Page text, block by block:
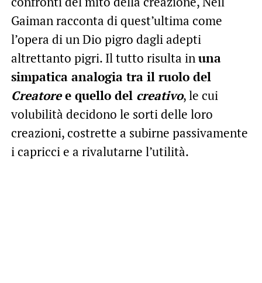
Gaiman racconta di quest’ultima come
l’opera di un Dio pigro dagli adepti
altrettanto pigri. Il tutto risulta inuna
simpatica analogia tra il ruolo del
Creatoree quello del creativo, le cui
volubilità decidono le sorti delle loro
creazioni, costrette a subirne passivamente
i capricci e a rivalutarne l’utilità.